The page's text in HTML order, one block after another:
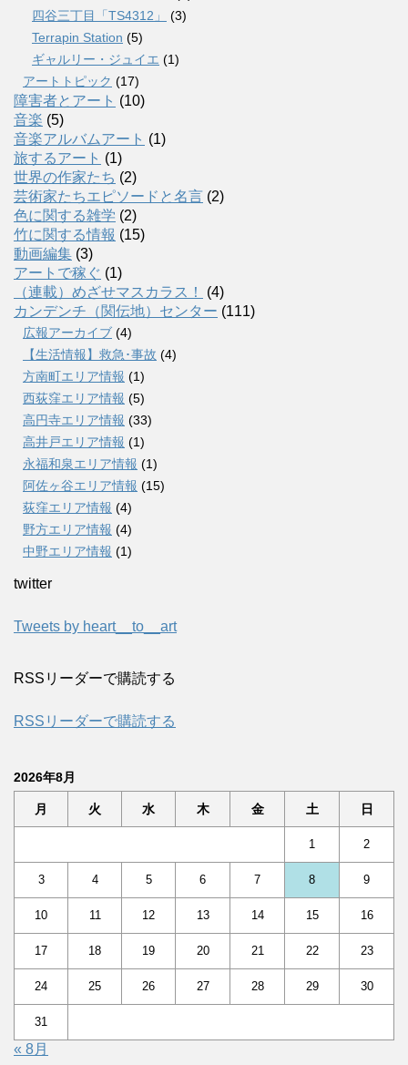
四谷三丁目「TS4312」
(3)
Terrapin Station (5)
ギャルリー・ジュイエ (1)
アートトピック (17)
障害者とアート (10)
音楽 (5)
音楽アルバムアート (1)
旅するアート (1)
世界の作家たち (2)
芸術家たちエピソードと名言 (2)
色に関する雑学 (2)
竹に関する情報 (15)
動画編集 (3)
アートで稼ぐ (1)
（連載）めざせマスカラス！
(4)
カンデンチ（関伝地）センター (111)
広報アーカイブ (4)
【生活情報】救急･事故 (4)
方南町エリア情報 (1)
西荻窪エリア情報 (5)
高円寺エリア情報 (33)
高井戸エリア情報 (1)
永福和泉エリア情報 (1)
阿佐ヶ谷エリア情報 (15)
荻窪エリア情報 (4)
野方エリア情報 (4)
中野エリア情報 (1)
twitter
Tweets by heart__to__art
RSSリーダーで購読する
RSSリーダーで購読する
2026年8月
月 火 水 木 金 土 日
1 2
3 4 5 6 7 8 9
10 11 12 13 14 15 16
17 18 19 20 21 22 23
24 25 26 27 28 29 30
31
« 8月